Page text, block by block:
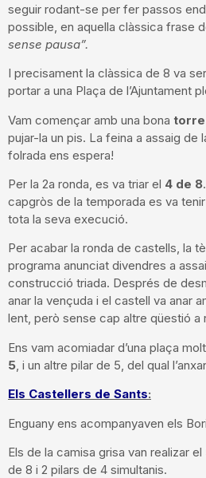
seguir rodant-se per fer passos
possible, en aquella clàssica frase
sense pausa”.
I precisament la clàssica de 8 va
portar a una Plaça de l’Ajuntament
Vam començar amb una bona
pujar-la un pis. La feina a assaig de
folrada ens espera!
Per la 2a ronda, es va triar el 4 de 8
capgròs de la temporada es va
tota la seva execució.
Per acabar la ronda de castells, la
programa anunciat divendres a
construcció triada. Després de
anar la vençuda i el castell va anar
lent, però sense cap altre qüestió a
Ens vam acomiadar d’una plaça
5 , i un altre pilar de 5, del qual
Els Castellers de Sants:
Enguany ens acompanyaven els
Els de la camisa grisa van realizar
de 8 i 2 pilars de 4 simultanis.